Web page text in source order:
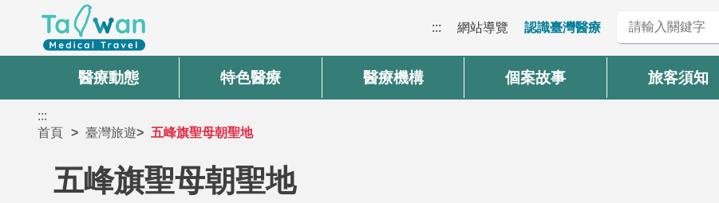
::: 網站導覽 認識臺灣醫療
醫療動態 特色醫療 醫療機構 個案故事 旅客須知
:::
首頁
臺灣旅遊 五峰旗聖母朝聖地
五峰旗聖母朝聖地